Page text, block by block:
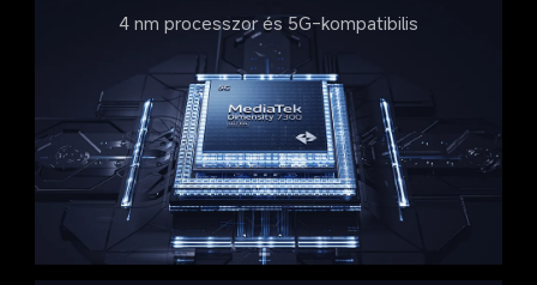
4 nm processzor és 5G-kompatibilis